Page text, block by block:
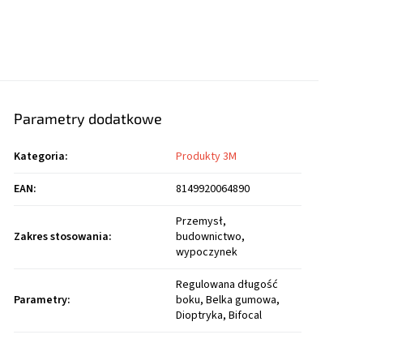
Parametry dodatkowe
Kategoria:
Produkty 3M
EAN: 8149920064890
Zakres stosowania:
Przemysł,
budownictwo,
wypoczynek
Parametry:
Regulowana długość
boku, Belka gumowa,
Dioptryka, Bifocal